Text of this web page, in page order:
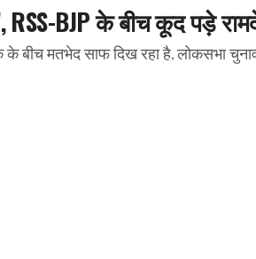
RSS-BJP के बीच कूद पड़े
के बीच मतभेद साफ दिख रहा है. लोकसभा